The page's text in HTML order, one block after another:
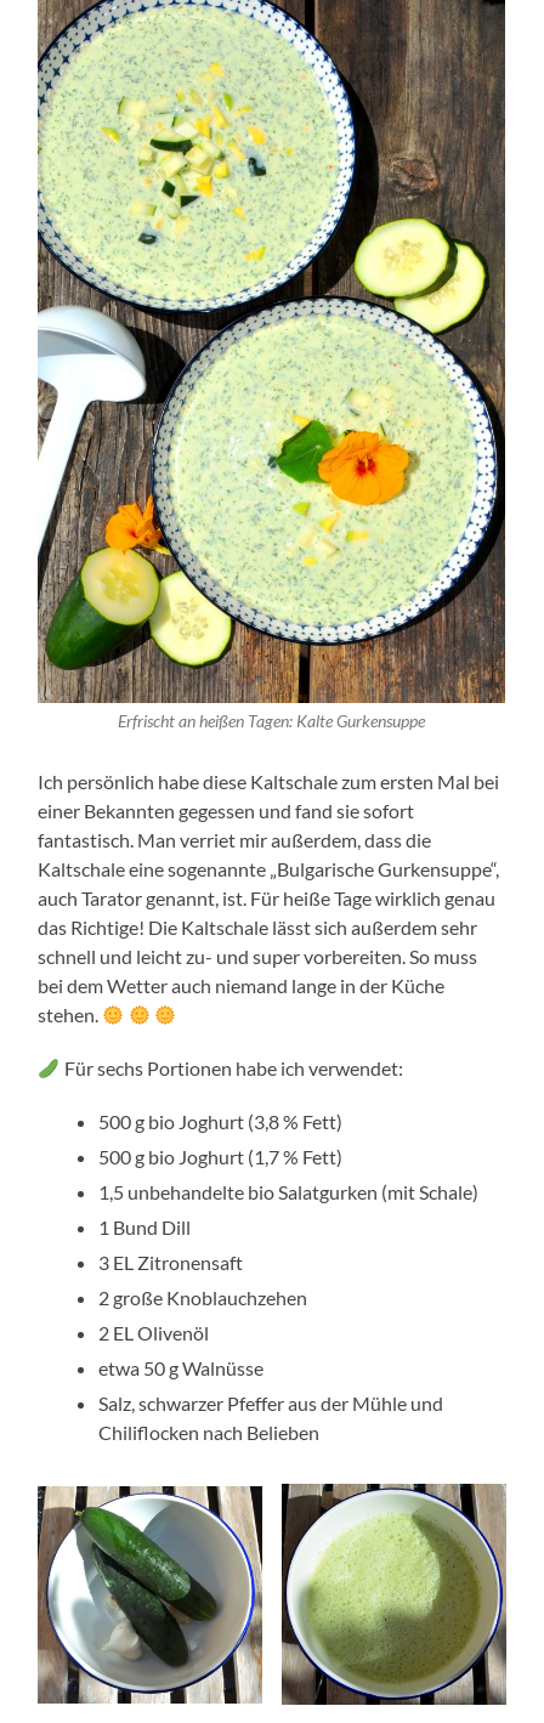
Erfrischt an heißen Tagen: Kalte Gurkensuppe
Ich persönlich habe diese Kaltschale zum ersten Mal bei
einer Bekannten gegessen und fand sie sofort
fantastisch. Man verriet mir außerdem, dass die
Kaltschale eine sogenannte „Bulgarische Gurkensuppe“,
auch Tarator genannt, ist. Für heiße Tage wirklich genau
das Richtige! Die Kaltschale lässt sich außerdem sehr
schnell und leicht zu- und super vorbereiten. So muss
bei dem Wetter auch niemand lange in der Küche
stehen.
Für sechs Portionen habe ich verwendet:
500 g bio Joghurt (3,8 % Fett)
500 g bio Joghurt (1,7 % Fett)
1,5 unbehandelte bio Salatgurken (mit Schale)
1 Bund Dill
3 EL Zitronensaft
2 große Knoblauchzehen
2 EL Olivenöl
etwa 50 g Walnüsse
Salz, schwarzer Pfeffer aus der Mühle und
Chiliflocken nach Belieben